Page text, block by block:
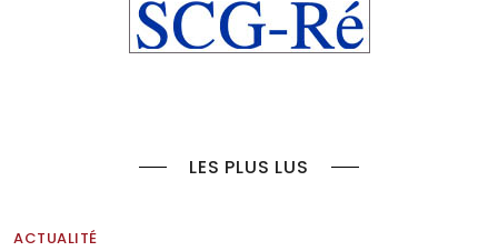
LES PLUS LUS
ACTUALITÉ